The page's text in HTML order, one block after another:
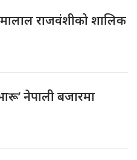
राजवंशीको शालिक
नेपाली बजारमा